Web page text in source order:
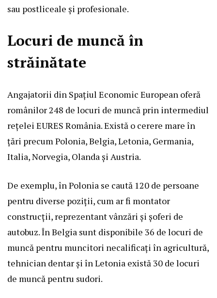
sau postliceale și profesionale.
Locuri de muncă în
străinătate
Angajatorii din Spațiul Economic European oferă
românilor 248 de locuri de muncă prin intermediul
rețelei EURES România. Există o cerere mare în
țări precum Polonia, Belgia, Letonia, Germania,
Italia, Norvegia, Olanda și Austria.
De exemplu, în Polonia se caută 120 de persoane
pentru diverse poziții, cum ar fi montator
construcții, reprezentant vânzări și șoferi de
autobuz. În Belgia sunt disponibile 36 de locuri de
muncă pentru muncitori necalificați în agricultură,
tehnician dentar și în Letonia există 30 de locuri
de muncă pentru sudori.